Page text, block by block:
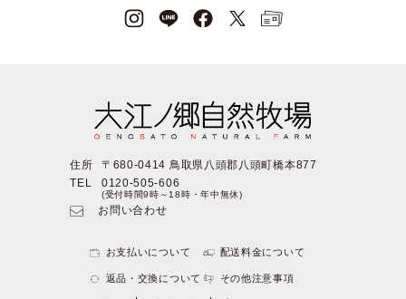
住所
〒680-0414 鳥取県八頭郡八頭町橋本877
TEL
0120-505-606
(受付時間9時～18時・年中無休)
お問い合わせ
お支払いについて 配送料金について
返品・交換について その他注意事項